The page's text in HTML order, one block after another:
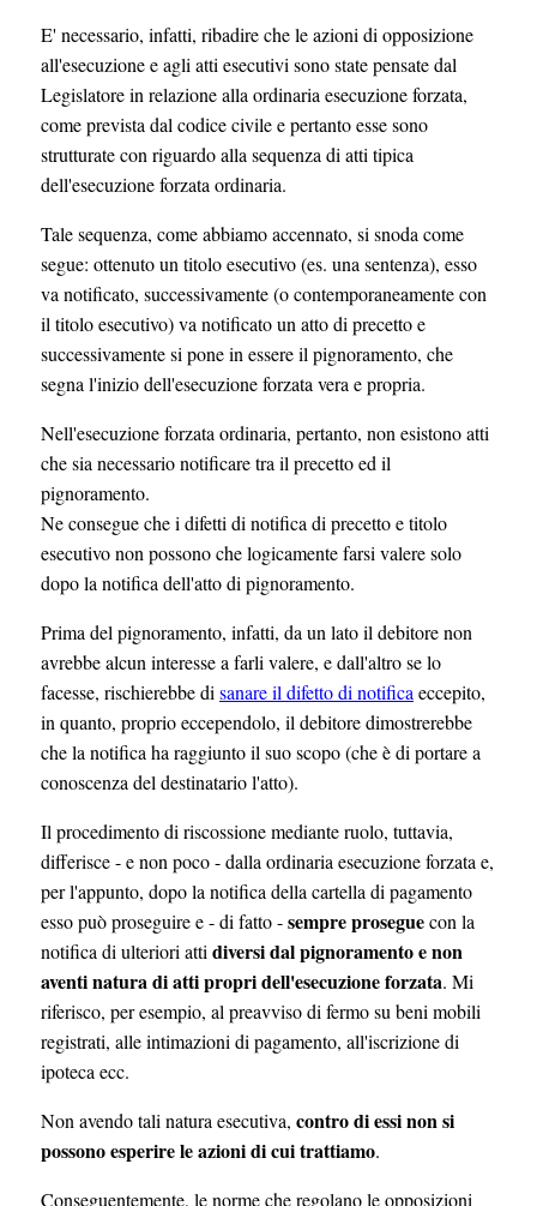
E' necessario, infatti, ribadire che le azioni di opposizione
all'esecuzione e agli atti esecutivi sono state pensate dal
Legislatore in relazione alla ordinaria esecuzione forzata,
come prevista dal codice civile e pertanto esse sono
strutturate con riguardo alla sequenza di atti tipica
dell'esecuzione forzata ordinaria.
Tale sequenza, come abbiamo accennato, si snoda come
segue: ottenuto un titolo esecutivo (es. una sentenza), esso
va notificato, successivamente (o contemporaneamente con
il titolo esecutivo) va notificato un atto di precetto e
successivamente si pone in essere il pignoramento, che
segna l'inizio dell'esecuzione forzata vera e propria.
Nell'esecuzione forzata ordinaria, pertanto, non esistono atti
che sia necessario notificare tra il precetto ed il
pignoramento.
Ne consegue che i difetti di notifica di precetto e titolo
esecutivo non possono che logicamente farsi valere solo
dopo la notifica dell'atto di pignoramento.
Prima del pignoramento, infatti, da un lato il debitore non
avrebbe alcun interesse a farli valere, e dall'altro se lo
facesse, rischierebbe di sanare il difetto di notifica eccepito,
in quanto, proprio eccependolo, il debitore dimostrerebbe
che la notifica ha raggiunto il suo scopo (che è di portare a
conoscenza del destinatario l'atto).
Il procedimento di riscossione mediante ruolo, tuttavia,
differisce - e non poco - dalla ordinaria esecuzione forzata e,
per l'appunto, dopo la notifica della cartella di pagamento
esso può proseguire e - di fatto -sempre proseguecon la
notifica di ulteriori atti diversi dal pignoramento e non
aventi natura di atti propri dell'esecuzione forzata. Mi
riferisco, per esempio, al preavviso di fermo su beni mobili
registrati, alle intimazioni di pagamento, all'iscrizione di
ipoteca ecc.
Non avendo tali natura esecutiva, contro di essi non si
possono esperire le azioni di cui trattiamo.
Conseguentemente, le norme che regolano le opposizioni